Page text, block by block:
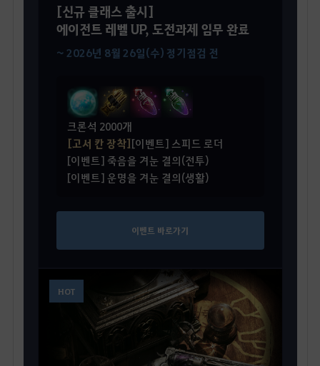
[신규 클래스 출시]
에이전트 레벨 UP, 도전과제 임무 완료
~ 2026년 8월 26일(수) 정기점검 전
크론석 2000개
[고서 칸 장착][이벤트] 스피드 로더
[이벤트] 죽음을 겨눈 결의(전투)
[이벤트] 운명을 겨눈 결의(생활)
이벤트 바로가기
HOT